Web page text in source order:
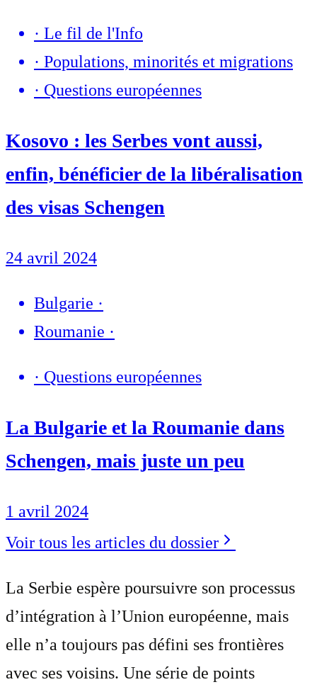
· Le fil de l'Info
· Populations, minorités et migrations
· Questions européennes
Kosovo : les Serbes vont aussi,
enfin, bénéficier de la libéralisation
des visas Schengen
24 avril 2024
Bulgarie ·
Roumanie ·
· Questions européennes
La Bulgarie et la Roumanie dans
Schengen, mais juste un peu
1 avril 2024
Voir tous les articles du dossier
La Serbie espère poursuivre son processus
d’intégration à l’Union européenne, mais
elle n’a toujours pas défini ses frontières
avec ses voisins. Une série de points